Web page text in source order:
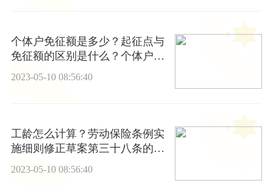
个体户免征额是多少？起征点与
免征额的区别是什么？个体户起
征点是多少？
2023-05-10 08:56:40
工龄怎么计算？劳动保险条例实
施细则修正草案第三十八条的内
2023-05-10 08:56:40